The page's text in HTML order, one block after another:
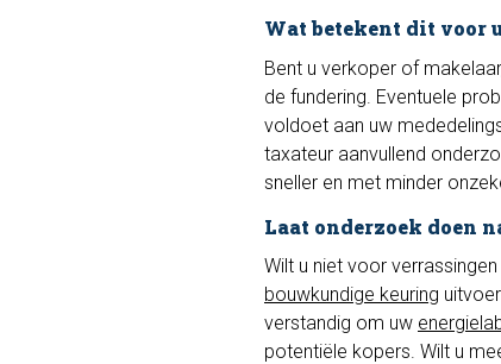
Wat betekent dit voor
Bent u verkoper of
de fundering. Eventuele
voldoet aan uw
taxateur aanvullend
sneller en met minder
Laat onderzoek doen
Wilt u niet voor
bouwkundige keuring
verstandig om uw
potentiële kopers. Wilt u